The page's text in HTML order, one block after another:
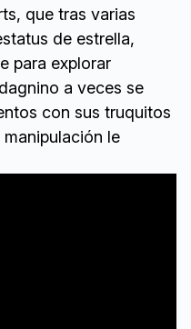
que tras varias
de estrella,
para explorar
a veces se
con sus truquitos
le